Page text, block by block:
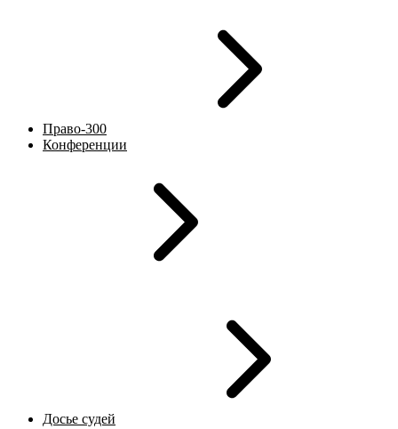
Право-300
Конференции
Досье судей